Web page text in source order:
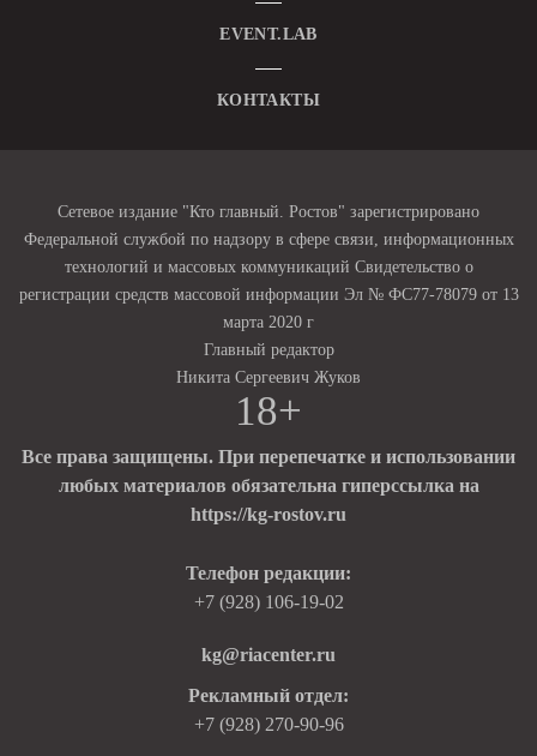
EVENT.LAB
КОНТАКТЫ
Сетевое издание "Кто главный. Ростов" зарегистрировано
Федеральной службой по надзору в сфере связи, информационных
технологий и массовых коммуникаций Свидетельство о
регистрации средств массовой информации Эл № ФС77-78079 от 13
марта 2020 г
Главный редактор
Никита Сергеевич Жуков
18+
Все права защищены. При перепечатке и использовании
любых материалов обязательна гиперссылка на
https://kg-rostov.ru
Телефон редакции:
+7 (928) 106-19-02
kg@riacenter.ru
Рекламный отдел:
+7 (928) 270-90-96